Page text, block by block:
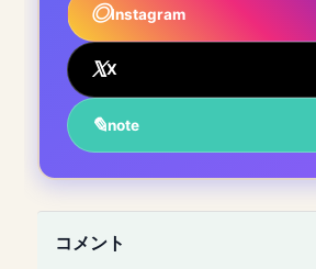
Instagram
X
note
コメント